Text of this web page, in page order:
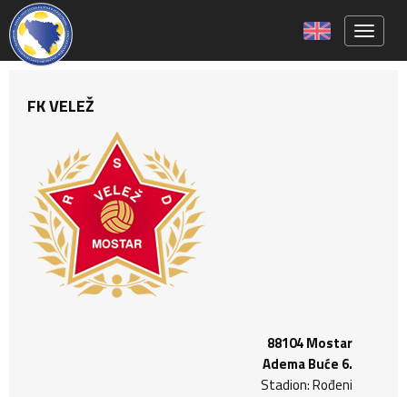
FK VELEŽ
88104 Mostar
Adema Buće 6.
Stadion: Rođeni